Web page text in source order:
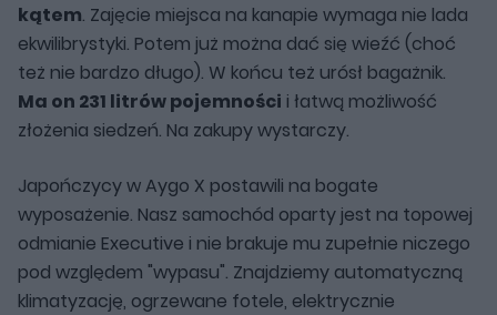
kątem. Zajęcie miejsca na kanapie wymaga nie lada
ekwilibrystyki. Potem już można dać się wieźć (choć
też nie bardzo długo). W końcu też urósł bagażnik.
Ma on 231 litrów pojemności i łatwą możliwość
złożenia siedzeń. Na zakupy wystarczy.
Japończycy w Aygo X postawili na bogate
wyposażenie. Nasz samochód oparty jest na topowej
odmianie Executive i nie brakuje mu zupełnie niczego
pod względem "wypasu". Znajdziemy automatyczną
klimatyzację, ogrzewane fotele, elektrycznie